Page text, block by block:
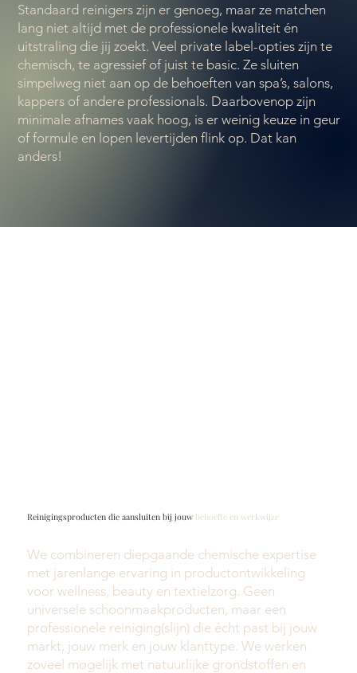
Standaard reinigers zijn er genoeg, maar ze matchen
lang niet altijd met de professionele kwaliteit én
uitstraling die jij zoekt. Veel private label-opties zijn te
chemisch, te agressief of juist te basic. Ze sluiten
simpelweg niet aan op de behoeften van spa’s, salons,
kappers of andere professionals. Daarbovenop zijn
minimale afnames vaak hoog, is er weinig keuze in geur
of formule en lopen levertijden flink op. Dat kan
anders!
Reinigingsproducten die aansluiten bij jouw behoefte en werkwijze
We combineren diepgaande chemische expertise
met jarenlange ervaring in productontwikkeling
voor wellness, beauty en textielzorg. Geen
universele schoonmaakproducten, maar een
professionele reiniging(slijn) die écht past bij jouw
markt, jouw merk en jouw klanttype. We werken
zoveel mogelijk met natuurlijke grondstoffen en